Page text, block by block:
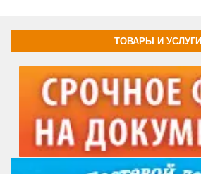
ТОВАРЫ И УСЛУГИ